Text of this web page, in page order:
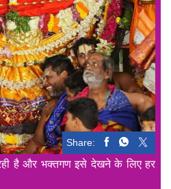
Share:
है और भक्तगण इसे देखने के लिए हर